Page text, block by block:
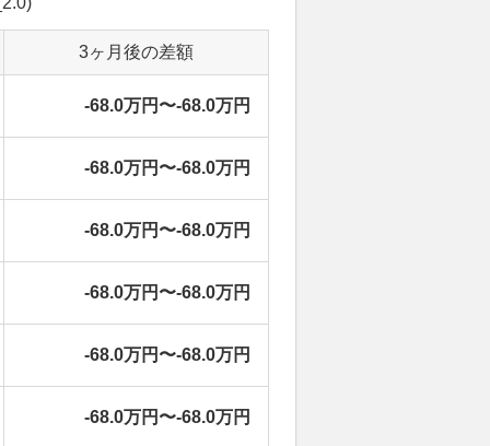
3ヶ月後の差額
-68.0万円〜-68.0万円
-68.0万円〜-68.0万円
-68.0万円〜-68.0万円
-68.0万円〜-68.0万円
-68.0万円〜-68.0万円
-68.0万円〜-68.0万円